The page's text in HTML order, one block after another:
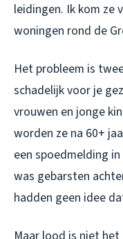
leidingen. Ik kom ze
woningen rond de
Het probleem is
schadelijk voor je
vrouwen en jonge
worden ze na 60+
een spoedmelding
was gebarsten
hadden geen idee